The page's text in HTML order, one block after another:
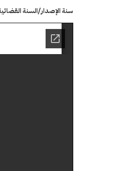
سنة الإصدار/السنة